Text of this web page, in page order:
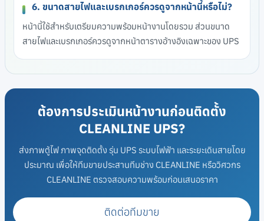
6. ขนาดสายไฟและเบรกเกอร์ควรดูจากหน้านี้หรือไม่?
หน้านี้ใช้สำหรับเตรียมความพร้อมหน้างานโดยรวม ส่วนขนาด
สายไฟและเบรกเกอร์ควรดูจากหน้าตารางอ้างอิงเฉพาะของ UPS
ต้องการประเมินหน้างานก่อนติดตั้ง
CLEANLINE UPS?
ส่งภาพตู้ไฟ ภาพจุดติดตั้ง รุ่น UPS ระบบไฟฟ้า และระยะเดินสายโดย
ประมาณ เพื่อให้ทีมขายประสานทีมช่าง CLEANLINE หรือวิศวกร
CLEANLINE ตรวจสอบความพร้อมก่อนเสนอราคา
ติดต่อทีมขาย